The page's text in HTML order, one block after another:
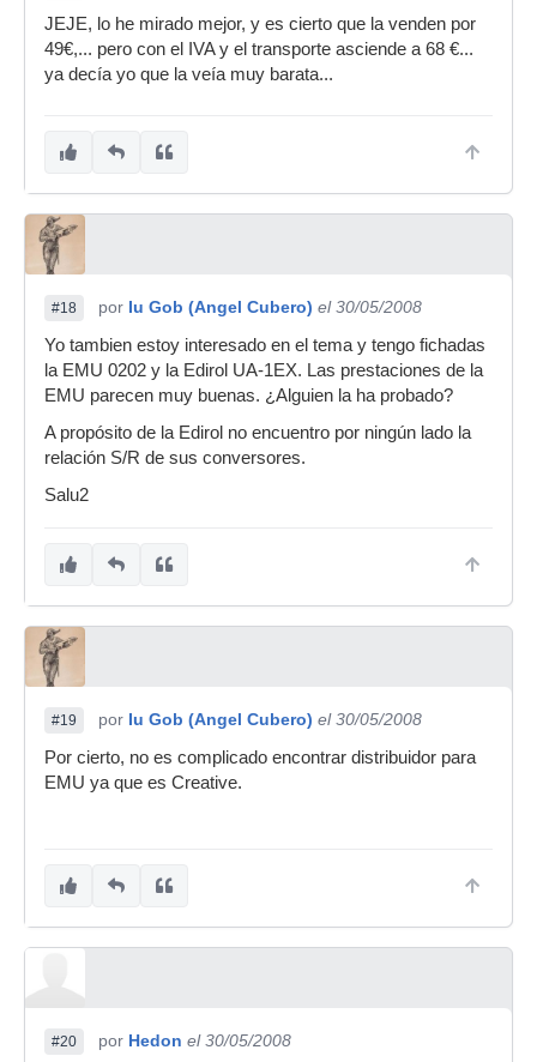
JEJE, lo he mirado mejor, y es cierto que la venden por
49€,... pero con el IVA y el transporte asciende a 68 €...
ya decía yo que la veía muy barata...
#18 por Iu Gob (Angel Cubero) el 30/05/2008
Yo tambien estoy interesado en el tema y tengo fichadas
la EMU 0202 y la Edirol UA-1EX. Las prestaciones de la
EMU parecen muy buenas. ¿Alguien la ha probado?
A propósito de la Edirol no encuentro por ningún lado la
relación S/R de sus conversores.
Salu2
#19 por Iu Gob (Angel Cubero) el 30/05/2008
Por cierto, no es complicado encontrar distribuidor para
EMU ya que es Creative.
#20 por Hedon el 30/05/2008